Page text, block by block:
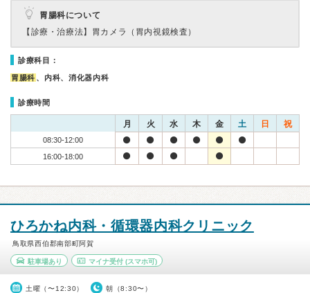
胃腸科について
【診療・治療法】 胃カメラ（胃内視鏡検査）
診療科目：
胃腸科 、内科、消化器内科
診療時間
月 火 水 木 金 土 日 祝
08:30-12:00
16:00-18:00
ひろかね内科・循環器内科クリニック
鳥取県西伯郡南部町阿賀
駐車場あり マイナ受付(スマホ可)
土曜（〜12:30） 朝（8:30〜）